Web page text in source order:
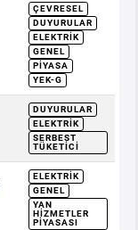
ÇEVRESEL
DUYURULAR
ELEKTRIK
GENEL
PIYASA
YEK-G
DUYURULAR
ELEKTRIK
SERBEST
TÜKETICI
ELEKTRIK
GENEL
YAN
HIZMETLER
PIYASASI